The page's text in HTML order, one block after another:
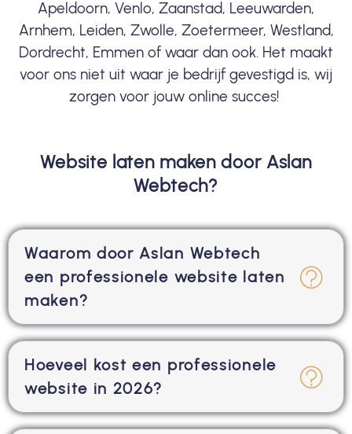
Apeldoorn, Venlo, Zaanstad, Leeuwarden,
Arnhem, Leiden, Zwolle, Zoetermeer, Westland,
Dordrecht, Emmen of waar dan ook. Het maakt
voor ons niet uit waar je bedrijf gevestigd is, wij
zorgen voor jouw online succes!
Website laten maken door Aslan
Webtech?
Waarom door Aslan Webtech
een professionele website laten
maken?
Hoeveel kost een professionele
website in 2026?